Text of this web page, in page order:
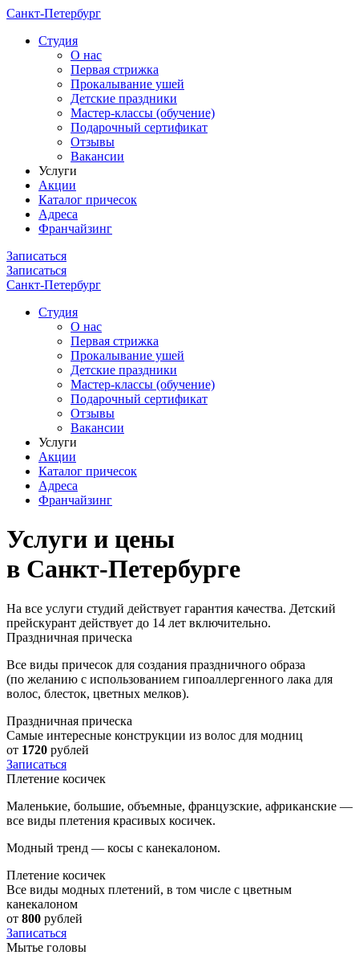
Санкт-Петербург
Cтудия
О нас
Первая стрижка
Прокалывание ушей
Детские праздники
Мастер-классы (обучение)
Подарочный сертификат
Отзывы
Вакансии
Услуги
Акции
Каталог причесок
Адреса
Франчайзинг
Записаться
Записаться
Санкт-Петербург
Cтудия
О нас
Первая стрижка
Прокалывание ушей
Детские праздники
Мастер-классы (обучение)
Подарочный сертификат
Отзывы
Вакансии
Услуги
Акции
Каталог причесок
Адреса
Франчайзинг
Услуги и цены
в Санкт-Петербурге
На все услуги студий действует гарантия качества. Детский
прейскурант действует до 14 лет включительно.
Праздничная прическа
Все виды причесок для создания праздничного образа
(по желанию с использованием гипоаллергенного лака для
волос, блесток, цветных мелков).
Праздничная прическа
Самые интересные конструкции из волос для модниц
от 1720 рублей
Записаться
Плетение косичек
Маленькие, большие, объемные, французские, африканские —
все виды плетения красивых косичек.
Модный тренд — косы с канекалоном.
Плетение косичек
Все виды модных плетений, в том числе с цветным
канекалоном
от 800 рублей
Записаться
Мытье головы